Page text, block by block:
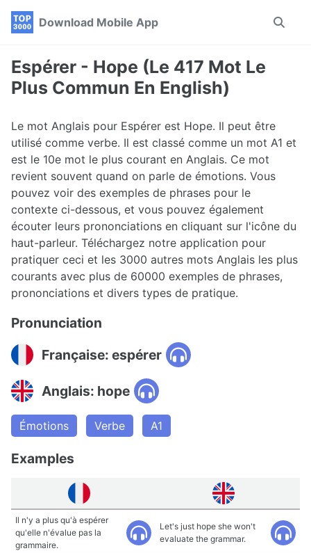
Skip
navigation
Skip
Skip
Download Mobile App
Toggle
Espérer - Hope (Le 417 Mot Le
Plus Commun En English)
Le mot Anglais pour Espérer est Hope. Il peut être
utilisé comme verbe. Il est classé comme un mot A1 et
est le 10e mot le plus courant en Anglais. Ce mot
revient souvent quand on parle de émotions. Vous
pouvez voir des exemples de phrases pour le
contexte ci-dessous, et vous pouvez également
écouter leurs prononciations en cliquant sur l'icône du
haut-parleur. Téléchargez notre application pour
pratiquer ceci et les 3000 autres mots Anglais les plus
courants avec plus de 60000 exemples de phrases,
prononciations et divers types de pratique.
Pronunciation
Française: espérer
Anglais: hope
Émotions Verbe A1
Examples
Il n'y a plus qu'à espérer
qu'elle n'évalue pas la
grammaire.
Let's just hope she won't
evaluate the grammar.